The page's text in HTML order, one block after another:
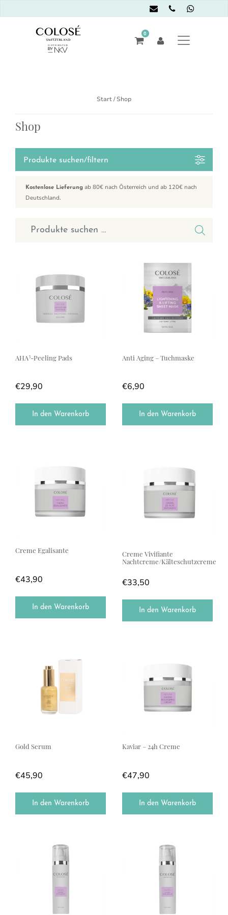
0
Start/ Shop
Shop
Produkte suchen/filtern
Kostenlose Lieferung ab 80€ nach Österreich und ab 120€ nach
Deutschland.
Suchen nach:
AHA³-Peeling Pads
€29,90
In den Warenkorb
Anti Aging – Tuchmaske
€6,90
In den Warenkorb
Creme Egalisante
€43,90
In den Warenkorb
Creme Vivifiante
Nachtcreme/Kälteschutzcreme
€33,50
In den Warenkorb
Gold Serum
€45,90
In den Warenkorb
Kaviar – 24h Creme
€47,90
In den Warenkorb